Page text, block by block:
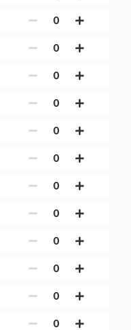
0
0
0
0
0
0
0
0
0
0
0
0